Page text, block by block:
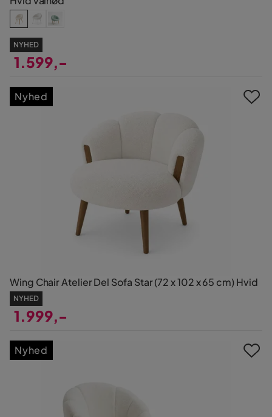
NYHED
1.599,-
Wing Chair Atelier Del Sofa Star (72 x 102 x 65 cm) Hvid
NYHED
1.999,-
Nyhed
Nyhed